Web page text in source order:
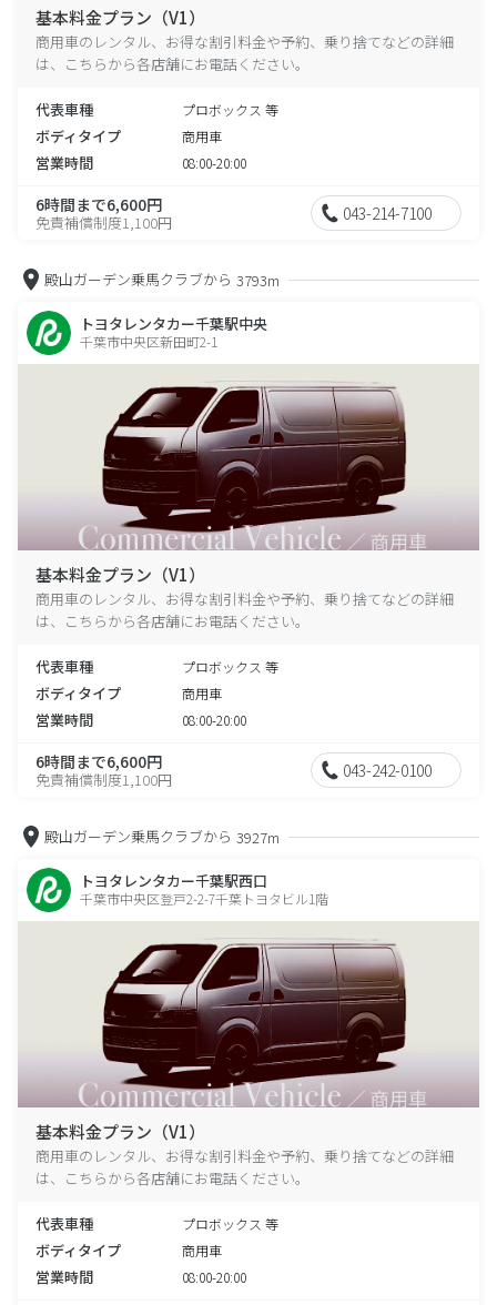
基本料金プラン（V1）
商用車のレンタル、お得な割引料金や予約、乗り捨てなどの詳細
は、こちらから各店舗にお電話ください。
代表車種 プロボックス 等
ボディタイプ 商用車
営業時間 08:00-20:00
6時間まで6,600円
免責補償制度1,100円 043-214-7100
殿山ガーデン乗馬クラブから 3793m
トヨタレンタカー千葉駅中央
千葉市中央区新田町2-1
基本料金プラン（V1）
商用車のレンタル、お得な割引料金や予約、乗り捨てなどの詳細
は、こちらから各店舗にお電話ください。
代表車種 プロボックス 等
ボディタイプ 商用車
営業時間 08:00-20:00
6時間まで6,600円
免責補償制度1,100円 043-242-0100
殿山ガーデン乗馬クラブから 3927m
トヨタレンタカー千葉駅西口
千葉市中央区登戸2-2-7千葉トヨタビル1階
基本料金プラン（V1）
商用車のレンタル、お得な割引料金や予約、乗り捨てなどの詳細
は、こちらから各店舗にお電話ください。
代表車種 プロボックス 等
ボディタイプ 商用車
営業時間 08:00-20:00